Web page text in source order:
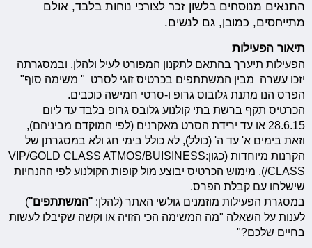
התנאים מנוסחים בלשון זכר לצורכי נוחות בלבד, אולם
מתייחסים, כמובן, גם לנשים.
תיאור הפעילות
הפעילות תיערך בהתאם לתקנון המפורט לעיל ולהלן, ובמסגרתה
יזכו עשרה מבין המשתתפים בכרטיס זוגי לסרט " משימה סוף"
הפרס הנו מתנת גלובוס גרופ ו-סרטי חמישה כוכבים.
הכרטיס תקף ברשת בתי קולנוע גלובס גרופ בלבד עד ליום
28.6.15 או עד ירידת הסרט מאקרנים (לפי המוקדם מביניהם),
וזאת בימים א' עד ה' (כולל), לא כולל בימי חג ולא במסגרתן של
הקרנות מיוחדות (כגון:VIP/GOLD CLASS ATMOS/BUISINESS
CLASS/). מימוש הכרטיס יבוצע מול קופות הקולנוע לפי ההנחיות
שישלחו עם קבלת הפרס.
במסגרת הפעילות מוזמנים גולשי האתר (להלן:"המשתתפים")
לענות על השאלה "מה המשימה הכי הזויה או וקשה שקיבלו לעשות
בחיים שלכם?"